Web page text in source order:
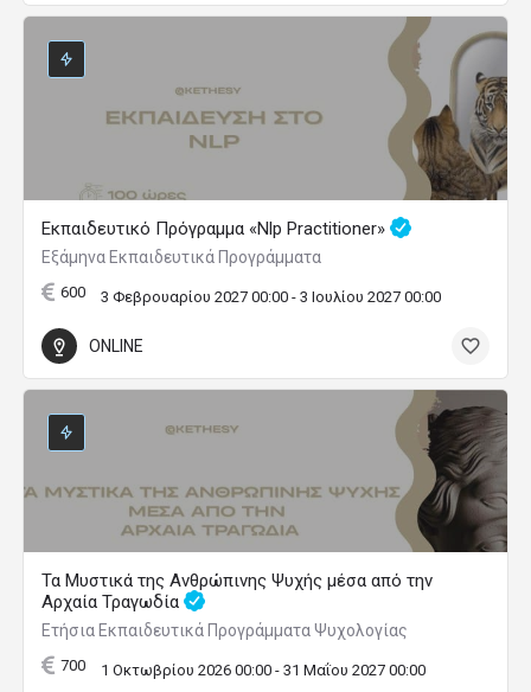
Εκπαιδευτικό Πρόγραμμα «Nlp Practitioner»
Εξάμηνα Εκπαιδευτικά Προγράμματα
600 3 Φεβρουαρίου 2027 00:00 - 3 Ιουλίου 2027 00:00
ONLINE
Τα Μυστικά της Ανθρώπινης Ψυχής μέσα από την
Αρχαία Τραγωδία
Ετήσια Εκπαιδευτικά Προγράμματα Ψυχολογίας
700 1 Οκτωβρίου 2026 00:00 - 31 Μαΐου 2027 00:00